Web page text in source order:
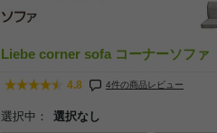
Liebe corner sofa コーナーソファ
4.8 4件の商品レビュー
選択中： 選択なし